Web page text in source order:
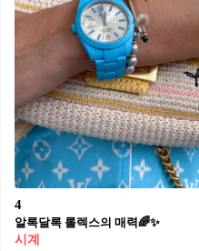
4
알록달록 롤렉스의 매력🌈✨
시계